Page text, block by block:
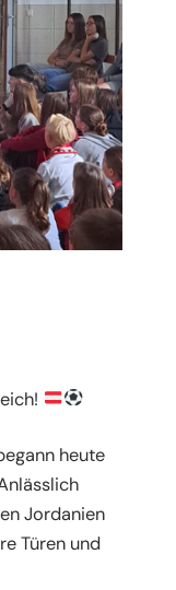
heute
Jordanien
Türen und